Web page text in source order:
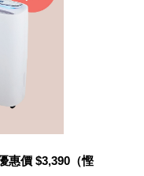
惠價 $3,390（慳